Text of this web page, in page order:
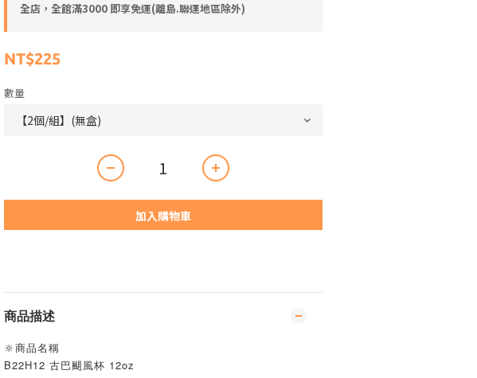
全店，全館滿3000 即享免運(離島.聯運地區除外)
NT$225
數量
加入購物車
商品描述
🔆商品名稱
B22H12 古巴颶風杯 12oz